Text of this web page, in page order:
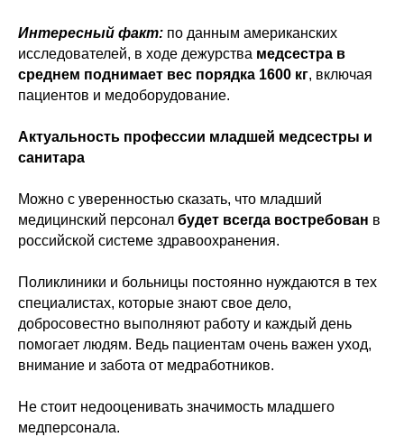
Интересный факт: по данным американских
исследователей, в ходе дежурства медсестра в
среднем поднимает вес порядка 1600 кг, включая
пациентов и медоборудование.
Актуальность профессии младшей медсестры и
санитара
Можно с уверенностью сказать, что младший
медицинский персонал будет всегда востребован в
российской системе здравоохранения.
Поликлиники и больницы постоянно нуждаются в тех
специалистах, которые знают свое дело,
добросовестно выполняют работу и каждый день
помогает людям. Ведь пациентам очень важен уход,
внимание и забота от медработников.
Не стоит недооценивать значимость младшего
медперсонала.